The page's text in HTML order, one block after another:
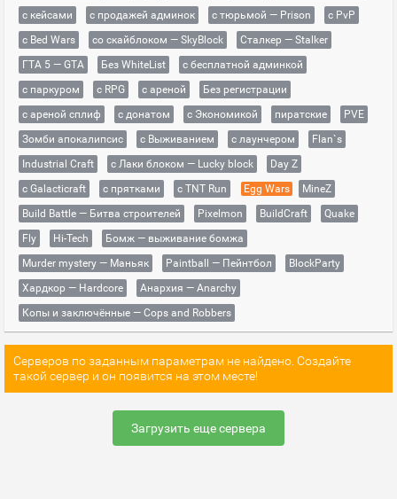
с кейсами
с продажей админок с тюрьмой — Prison
с PvP
с Bed Wars
со скайблоком — SkyBlock
Сталкер — Stalker
ГТА 5 — GTA
Без WhiteList
с бесплатной админкой
с паркуром
с RPG с ареной
Без регистрации
с ареной сплиф
с донатом с Экономикой пиратские
PVE
Зомби апокалипсис
с Выживанием с лаунчером
Flan`s
Industrial Craft
с Лаки блоком — Lucky block
Day Z
с Galacticraft
с прятками с TNT Run Egg Wars
MineZ
Build Battle — Битва строителей
Pixelmon BuildCraft
Quake
Fly
Hi-Tech
Бомж — выживание бомжа
Murder mystery — Маньяк
Paintball — Пейнтбол
BlockParty
Хардкор — Hardcore
Анархия — Anarchy
Копы и заключённые — Cops and Robbers
Серверов по заданным параметрам не найдено. Создайте
такой сервер и он появится на этом месте!
Загрузить еще сервера